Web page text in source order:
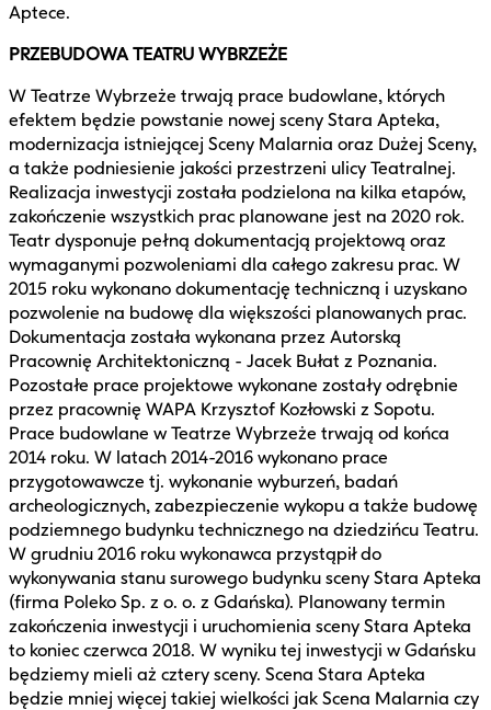
Aptece.
PRZEBUDOWA TEATRU WYBRZEŻE
W Teatrze Wybrzeże trwają prace budowlane, których
efektem będzie powstanie nowej sceny Stara Apteka,
modernizacja istniejącej Sceny Malarnia oraz Dużej Sceny,
a także podniesienie jakości przestrzeni ulicy Teatralnej.
Realizacja inwestycji została podzielona na kilka etapów,
zakończenie wszystkich prac planowane jest na 2020 rok.
Teatr dysponuje pełną dokumentacją projektową oraz
wymaganymi pozwoleniami dla całego zakresu prac. W
2015 roku wykonano dokumentację techniczną i uzyskano
pozwolenie na budowę dla większości planowanych prac.
Dokumentacja została wykonana przez Autorską
Pracownię Architektoniczną - Jacek Bułat z Poznania.
Pozostałe prace projektowe wykonane zostały odrębnie
przez pracownię WAPA Krzysztof Kozłowski z Sopotu.
Prace budowlane w Teatrze Wybrzeże trwają od końca
2014 roku. W latach 2014-2016 wykonano prace
przygotowawcze tj. wykonanie wyburzeń, badań
archeologicznych, zabezpieczenie wykopu a także budowę
podziemnego budynku technicznego na dziedzińcu Teatru.
W grudniu 2016 roku wykonawca przystąpił do
wykonywania stanu surowego budynku sceny Stara Apteka
(firma Poleko Sp. z o. o. z Gdańska). Planowany termin
zakończenia inwestycji i uruchomienia sceny Stara Apteka
to koniec czerwca 2018. W wyniku tej inwestycji w Gdańsku
będziemy mieli aż cztery sceny. Scena Stara Apteka
będzie mniej więcej takiej wielkości jak Scena Malarnia czy